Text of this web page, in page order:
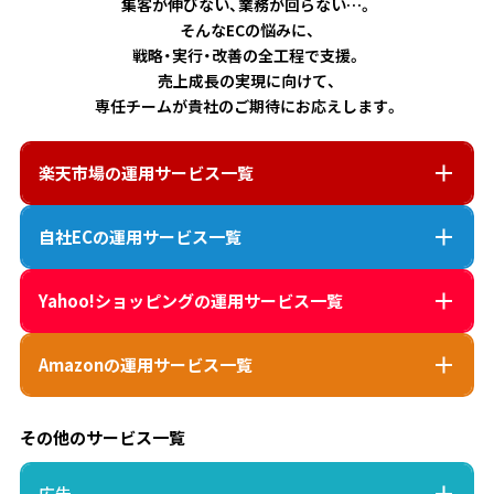
集客が伸びない、業務が回らない…。
そんなECの悩みに、
戦略・実行・改善の全工程で支援。
売上成長の実現に向けて、
専任チームが貴社のご期待にお応えします。
楽天市場の運用サービス一覧
自社ECの運用サービス一覧
Yahoo!ショッピングの運用サービス一覧
Amazonの運用サービス一覧
その他のサービス一覧